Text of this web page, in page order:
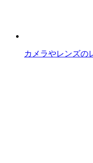
カメラやレンズの